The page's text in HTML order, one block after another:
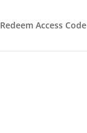
Redeem Access Code